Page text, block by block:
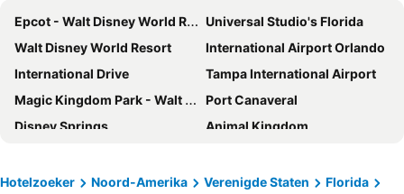
Baymont by Wyndham Daytona Beach/Intl Speedway
Spark by Hilton Ormond Beach Oceanfront
Lotus Boutique Inn & Suites
Holiday Inn & Suites Daytona Beach On The Ocean By Ihg
WoodSpring Suites Daytona Beach Int'l Speedway
Extended Stay America Premier Suites - Daytona Beach - Ormond Beach
Tropical Winds Oceanfront Hotel
Hampton Inn Daytona Shores-Oceanfront
Perry's Ocean Edge Resort
Bahama House
Comfort Inn and Suites Daytona Beach Oceanside
Best Western International Speedway Hotel
Epcot - Walt Disney World Resort
Universal Studio's Florida
Walt Disney World Resort
International Airport Orlando
International Drive
Tampa International Airport
Magic Kingdom Park - Walt Disney World Resort
Port Canaveral
Disney Springs
Animal Kingdom
Universal's Studios Islands of Adventure
Orlando Premium Outlets - Vineland Ave
Hotelzoeker Noord-Amerika Verenigde Staten
Florida